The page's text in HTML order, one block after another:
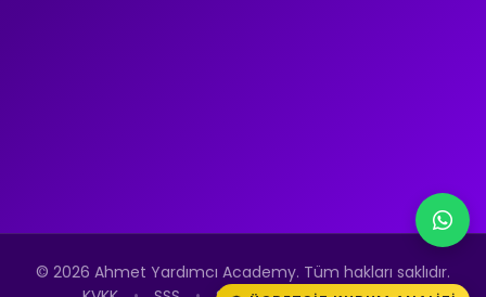
© 2026 Ahmet Yardımcı Academy. Tüm hakları saklıdır.